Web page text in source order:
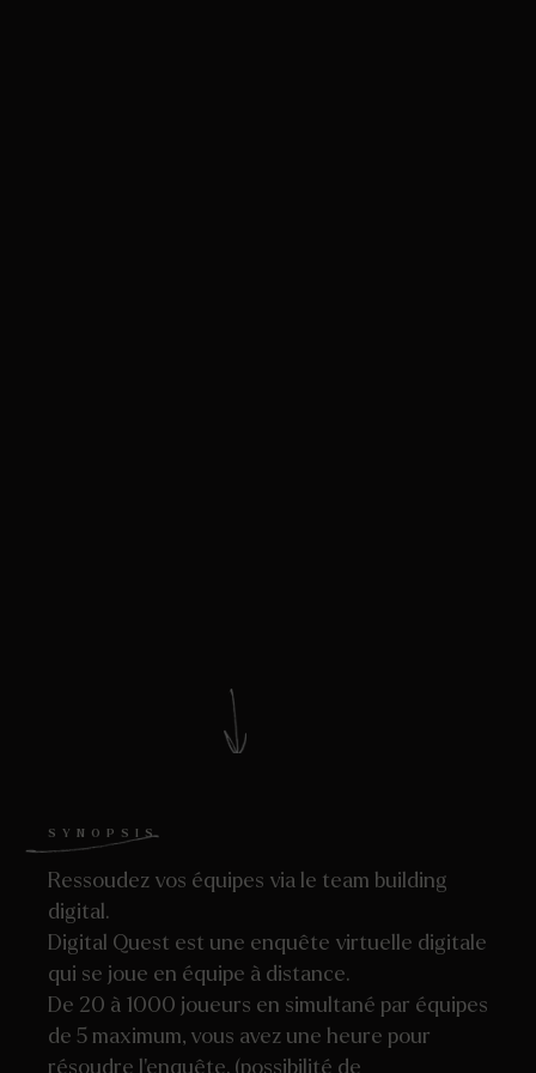
SYNOPSIS
Ressoudez vos équipes via le team building
digital.
Digital Quest est une enquête virtuelle digitale
qui se joue en équipe à distance.
De 20 à 1000 joueurs en simultané par équipes
de 5 maximum, vous avez une heure pour
résoudre l’enquête. (possibilité de